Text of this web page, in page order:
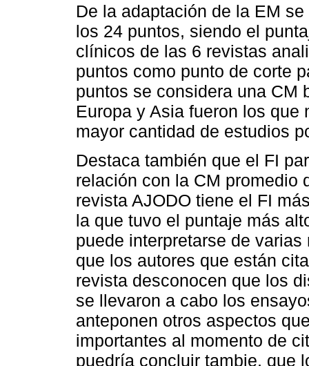
De la adaptación de la EM
los 24 puntos, siendo el
clínicos de las 6 revistas
puntos como punto de corte
puntos se considera una CM
Europa y Asia fueron los
mayor cantidad de estudios
Destaca también que el FI
relación con la CM promedio
revista AJODO tiene el FI
la que tuvo el puntaje más
puede interpretarse de
que los autores que están
revista desconocen que los
se llevaron a cabo los
anteponen otros aspectos
importantes al momento de
puedría concluir tambie, que